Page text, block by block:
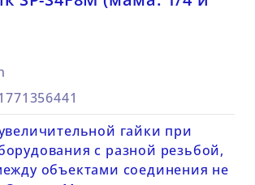
гайки при
с разной резьбой,
объектами соединения не